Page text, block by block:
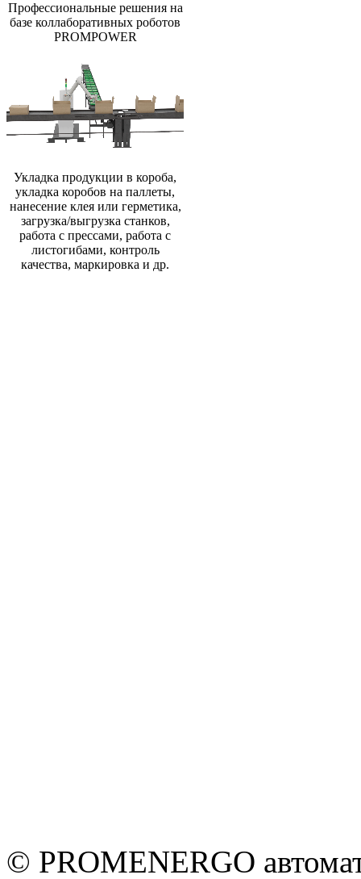
Профессиональные решения на
базе коллаборативных роботов
PROMPOWER
Укладка продукции в короба,
укладка коробов на паллеты,
нанесение клея или герметика,
загрузка/выгрузка станков,
работа с прессами, работа с
листогибами, контроль
качества, маркировка и др.
© PROMENERGO